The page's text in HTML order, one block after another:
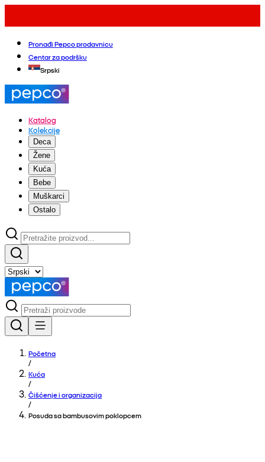
Pronađi Pepco prodavnicu
Centar za podršku
Srpski
Katalog
Kolekcije
Deca
Žene
Kuća
Bebe
Muškarci
Ostalo
Početna
/
Kuća
/
Čišćenje i organizacija
/
Posuda sa bambusovim poklopcem